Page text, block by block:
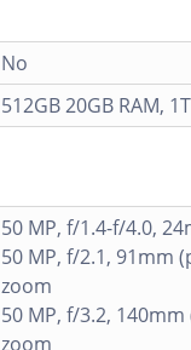
No
512GB 20GB RAM,
50 MP, f/1.4-f/4.0,
50 MP, f/2.1, 91mm
zoom
50 MP, f/3.2,
zoom